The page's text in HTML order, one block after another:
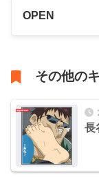
OPEN
その他の
長